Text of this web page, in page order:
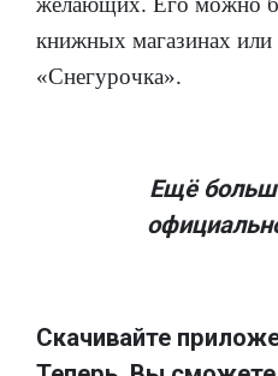
книжных магазинах или
«Снегурочка».
Ещё
Скачивайте